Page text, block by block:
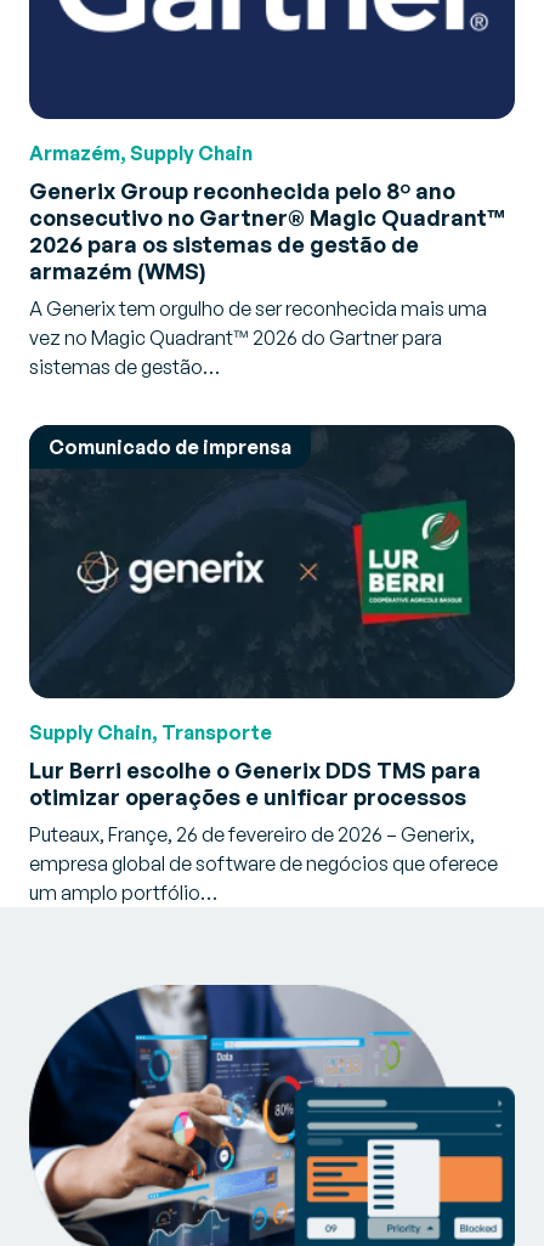
Armazém, Supply Chain
Generix Group reconhecida pelo 8º ano
consecutivo no Gartner® Magic Quadrant™
2026 para os sistemas de gestão de
armazém (WMS)
A Generix tem orgulho de ser reconhecida mais uma
vez no Magic Quadrant™ 2026 do Gartner para
sistemas de gestão…
Comunicado de imprensa
Supply Chain, Transporte
Lur Berri escolhe o Generix DDS TMS para
otimizar operações e unificar processos
Puteaux, Françe, 26 de fevereiro de 2026 – Generix,
empresa global de software de negócios que oferece
um amplo portfólio…